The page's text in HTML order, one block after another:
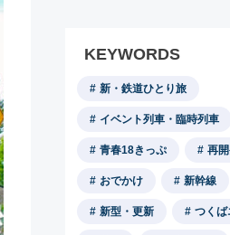
KEYWORDS
新・鉄道ひとり旅
イベント列車・臨時列車
青春18きっぷ 再
おでかけ 新幹線
新型・更新 つくば